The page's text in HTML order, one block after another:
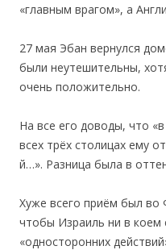
«главным врагом», а
27 мая Эбан вернулся
были неутешительны,
очень положительно.
На все его доводы, что
всех трёх столицах ему
й…». Разница была в
Хуже всего приём был во
чтобы Израиль ни в коем
«односторонних